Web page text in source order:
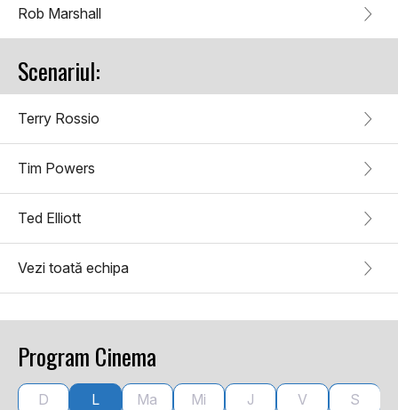
Rob Marshall
Scenariul:
Terry Rossio
Tim Powers
Ted Elliott
Vezi toată echipa
Program Cinema
D L Ma Mi J V S